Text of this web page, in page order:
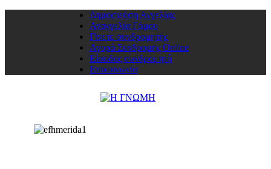
Δημοσιεύση Αγγελίας
Αναγγελία Γάμου
Γίνετε συνδρομητής
Αγορά Συνδρομής Online
Είσοδος συνδρομητή
Επικοινωνία